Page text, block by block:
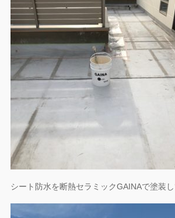
シート防水を断熱セラミックGAINAで塗装し